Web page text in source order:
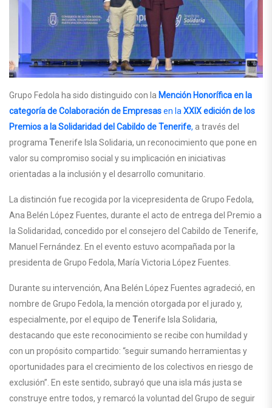
Grupo Fedola ha sido distinguido con la Mención Honorífica en la
categoría de Colaboración de Empresasen la XXIX edición de los
Premios a la Solidaridad del Cabildo de Tenerife, a través del
programa Tenerife Isla Solidaria, un reconocimiento que pone en
valor su compromiso social y su implicación en iniciativas
orientadas a la inclusión y el desarrollo comunitario.
La distinción fue recogida por la vicepresidenta de Grupo Fedola,
Ana Belén López Fuentes, durante el acto de entrega del Premio a
la Solidaridad, concedido por el consejero del Cabildo de Tenerife,
Manuel Fernández. En el evento estuvo acompañada por la
presidenta de Grupo Fedola, María Victoria López Fuentes.
Durante su intervención, Ana Belén López Fuentes agradeció, en
nombre de Grupo Fedola, la mención otorgada por el jurado y,
especialmente, por el equipo de Tenerife Isla Solidaria,
destacando que este reconocimiento se recibe con humildad y
con un propósito compartido: “seguir sumando herramientas y
oportunidades para el crecimiento de los colectivos en riesgo de
exclusión”. En este sentido, subrayó que una isla más justa se
construye entre todos, y remarcó la voluntad del Grupo de seguir